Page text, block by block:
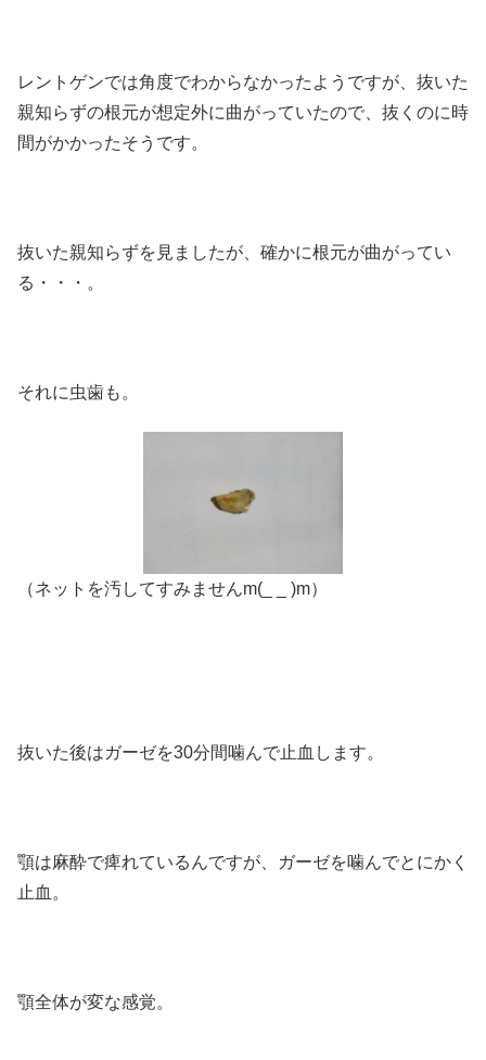
レントゲンでは角度でわからなかったようですが、抜いた
親知らずの根元が想定外に曲がっていたので、抜くのに時
間がかかったそうです。
抜いた親知らずを見ましたが、確かに根元が曲がってい
る・・・。
それに虫歯も。
（ネットを汚してすみませんm(_ _ )m）
抜いた後はガーゼを30分間噛んで止血します。
顎は麻酔で痺れているんですが、ガーゼを噛んでとにかく
止血。
顎全体が変な感覚。